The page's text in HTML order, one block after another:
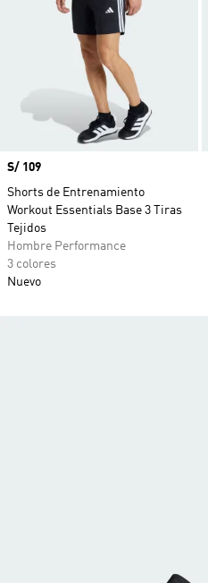
Precio
S/ 109
Shorts de Entrenamiento
Workout Essentials Base 3 Tiras
Tejidos
Hombre Performance
3 colores
Nuevo